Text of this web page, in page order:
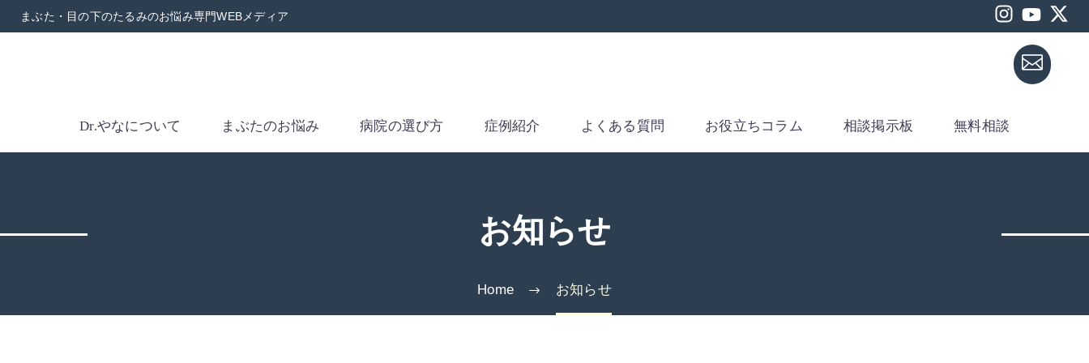
まぶた・目の下のたるみのお悩み専門WEBメディア
Dr.やなについて まぶたのお悩み 病院の選び方 症例紹介 よくある質問 お役立ちコラム 相談掲示板 無料相談
お知らせ
Home お知らせ